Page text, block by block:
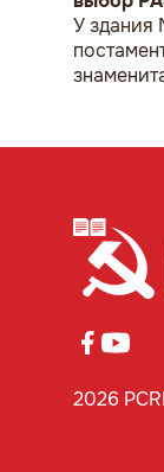
У здания
2026